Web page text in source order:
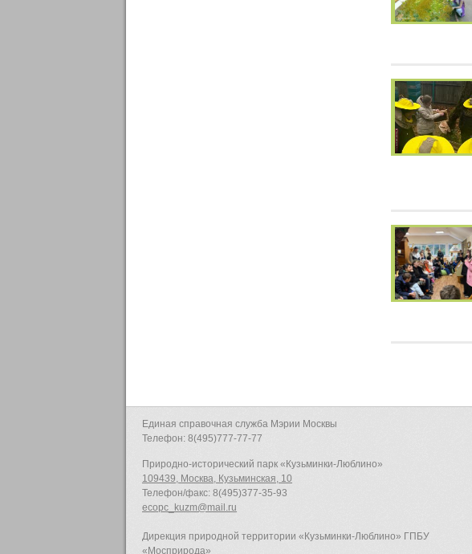
Единая справочная служба Мэрии Москвы
Телефон: 8(495)777-77-77
Природно-исторический парк «Кузьминки-Люблино»
109439, Москва, Кузьминская, 10
Телефон/факс: 8(495)377-35-93
ecopc_kuzm@mail.ru
Дирекция природной территории «Кузьминки-Люблино» ГПБУ
«Мосприрода»